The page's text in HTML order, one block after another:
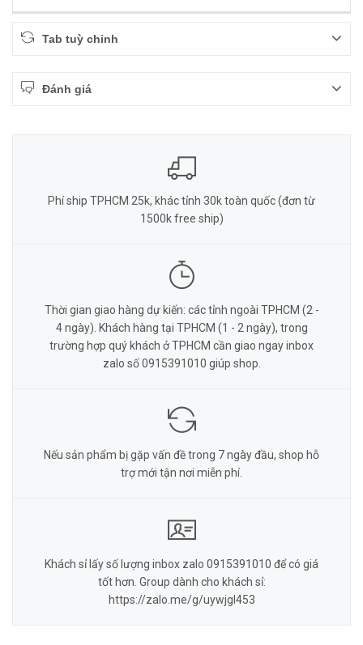
Tab tuỳ chỉnh
Đánh giá
Phí ship TPHCM 25k, khác tỉnh 30k toàn quốc (đơn từ
1500k free ship)
Thời gian giao hàng dự kiến: các tỉnh ngoài TPHCM (2 -
4 ngày). Khách hàng tại TPHCM (1 - 2 ngày), trong
trường hợp quý khách ở TPHCM cần giao ngay inbox
zalo số 0915391010 giúp shop.
Nếu sản phẩm bị gặp vấn đề trong 7 ngày đầu, shop hỗ
trợ mới tận nơi miễn phí.
Khách sỉ lấy số lượng inbox zalo 0915391010 để có giá
tốt hơn. Group dành cho khách sỉ:
https://zalo.me/g/uywjgl453